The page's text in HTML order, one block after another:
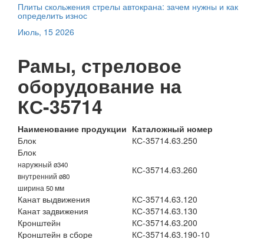
Плиты скольжения стрелы автокрана: зачем нужны и как
определить износ
Июль, 15 2026
Рамы, стреловое
оборудование на
КС-35714
Наименование продукции Каталожный номер
Блок
КС-35714.63.250
Блок
наружный ø340
внутренний ø80
ширина 50 мм
КС-35714.63.260
Канат выдвижения
КС-35714.63.120
Канат задвижения
КС-35714.63.130
Кронштейн
КС-35714.63.200
Кронштейн в сборе
КС-35714.63.190-10